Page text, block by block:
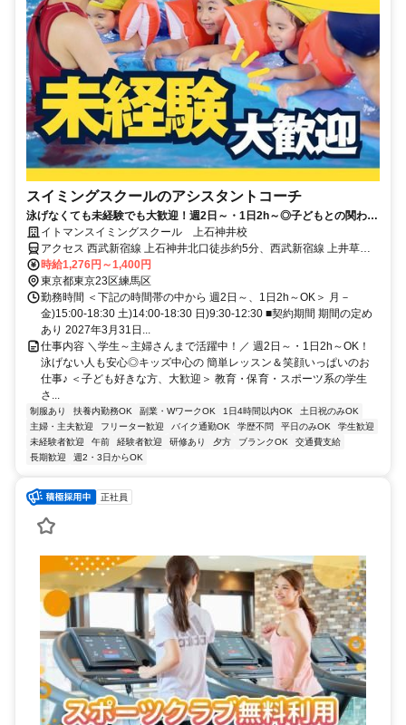
スイミングスクールのアシスタントコーチ
泳げなくても未経験でも大歓迎！週2日～・1日2h～◎子どもとの関わり
がやりがいに♪
イトマンスイミングスクール 上石神井校
アクセス 西武新宿線 上石神井北口徒歩約5分、西武新宿線 上井草北
口徒歩約11分、西武新宿線 井荻北口徒歩約22分
時給1,276円～1,400円
東京都東京23区練馬区
勤務時間 ＜下記の時間帯の中から 週2日～、1日2h～OK＞ 月－
金)15:00-18:30 土)14:00-18:30 日)9:30-12:30 ■契約期間 期間の定め
あり 2027年3月31日...
仕事内容 ＼学生～主婦さんまで活躍中！／ 週2日～・1日2h～OK！
泳げない人も安心◎キッズ中心の 簡単レッスン＆笑顔いっぱいのお
仕事♪ ＜子ども好きな方、大歓迎＞ 教育・保育・スポーツ系の学生
さ...
制服あり 扶養内勤務OK 副業・WワークOK 1日4時間以内OK
土日祝のみOK
主婦・主夫歓迎
フリーター歓迎 バイク通勤OK 学歴不問 平日のみOK
学生歓迎
未経験者歓迎
午前 経験者歓迎 研修あり 夕方 ブランクOK
交通費支給
長期歓迎
週2・3日からOK
正社員